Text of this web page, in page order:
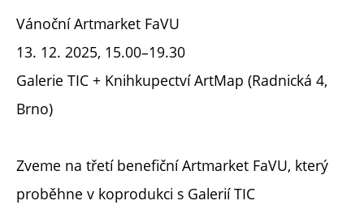
Vánoční Artmarket FaVU
13. 12. 2025, 15.00–19.30
Galerie TIC + Knihkupectví ArtMap (Radnická 4,
Brno)
Zveme na třetí benefiční Artmarket FaVU, který
proběhne v koprodukci s Galerií TIC